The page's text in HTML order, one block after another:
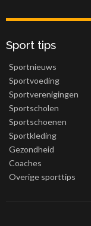
Sport tips
Sportnieuws
Sportvoeding
Sportverenigingen
Sportscholen
Sportschoenen
Sportkleding
Gezondheid
Coaches
Overige sporttips